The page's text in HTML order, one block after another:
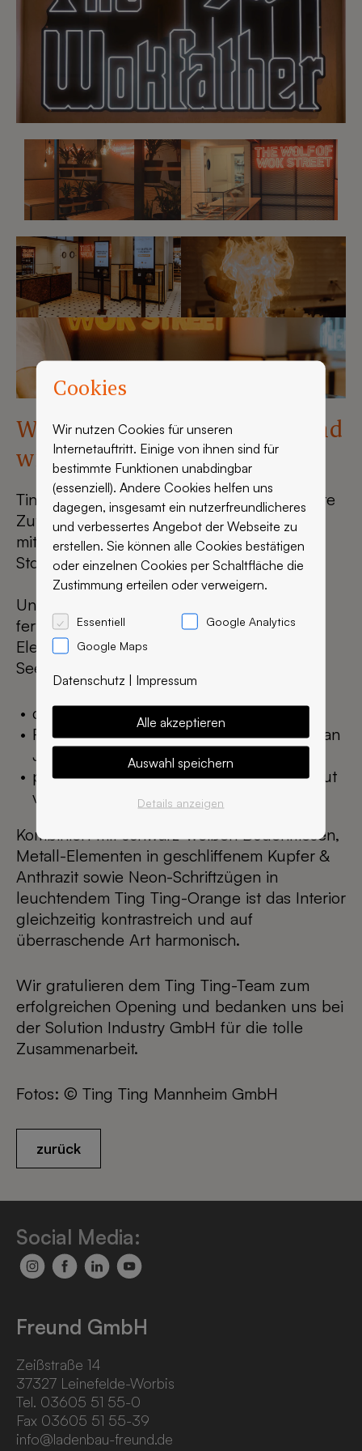
Wenn der Wokfather ruft, sind
wir zur Stelle
Ting Ting Wok setzt auf frische, live gewokte
Zutaten mit hausgemachten Soßen und hat
mit seinem Street Style-Konzept jetzt einen
Store in Mannheim eröffnet.
Unser Team durfte dafür die Einrichtung
fertigen, ganz besonders stechen dabei
Elemente aus wunderschön gemaserter
Seekiefer ins Auge, wie z.B.:
die Tische für den modernen Sitzbereich
Raumteiler mit integriertem Grün für Urban
Jungle-Flair
praktische Kistenständer, in denen Leergut
verschwindet
Kombiniert mit schwarz-weißen Bodenfliesen,
Metall-Elementen in geschliffenem Kupfer &
Anthrazit sowie Neon-Schriftzügen in
leuchtendem Ting Ting-Orange ist das Interior
gleichzeitig kontrastreich und auf
überraschende Art harmonisch.
Wir gratulieren dem Ting Ting-Team zum
erfolgreichen Opening und bedanken uns bei
der Solution Industry GmbH für die tolle
Zusammenarbeit.
Fotos: © Ting Ting Mannheim GmbH
zurück
Social Media:
Freund GmbH
Zeißstraße 14
37327 Leinefelde-Worbis
Tel. 03605 51 55-0
Fax 03605 51 55-39
info@ladenbau-freund.de
Cookies
Wir nutzen Cookies für unseren
Internetauftritt. Einige von ihnen sind für
bestimmte Funktionen unabdingbar
(essenziell). Andere Cookies helfen uns
dagegen, insgesamt ein nutzerfreundlicheres
und verbessertes Angebot der Webseite zu
erstellen. Sie können alle Cookies bestätigen
oder einzelnen Cookies per Schaltfläche die
Zustimmung erteilen oder verweigern.
Essentiell
Google Analytics
Google Maps
Datenschutz | Impressum
Alle akzeptieren
Auswahl speichern
Details anzeigen